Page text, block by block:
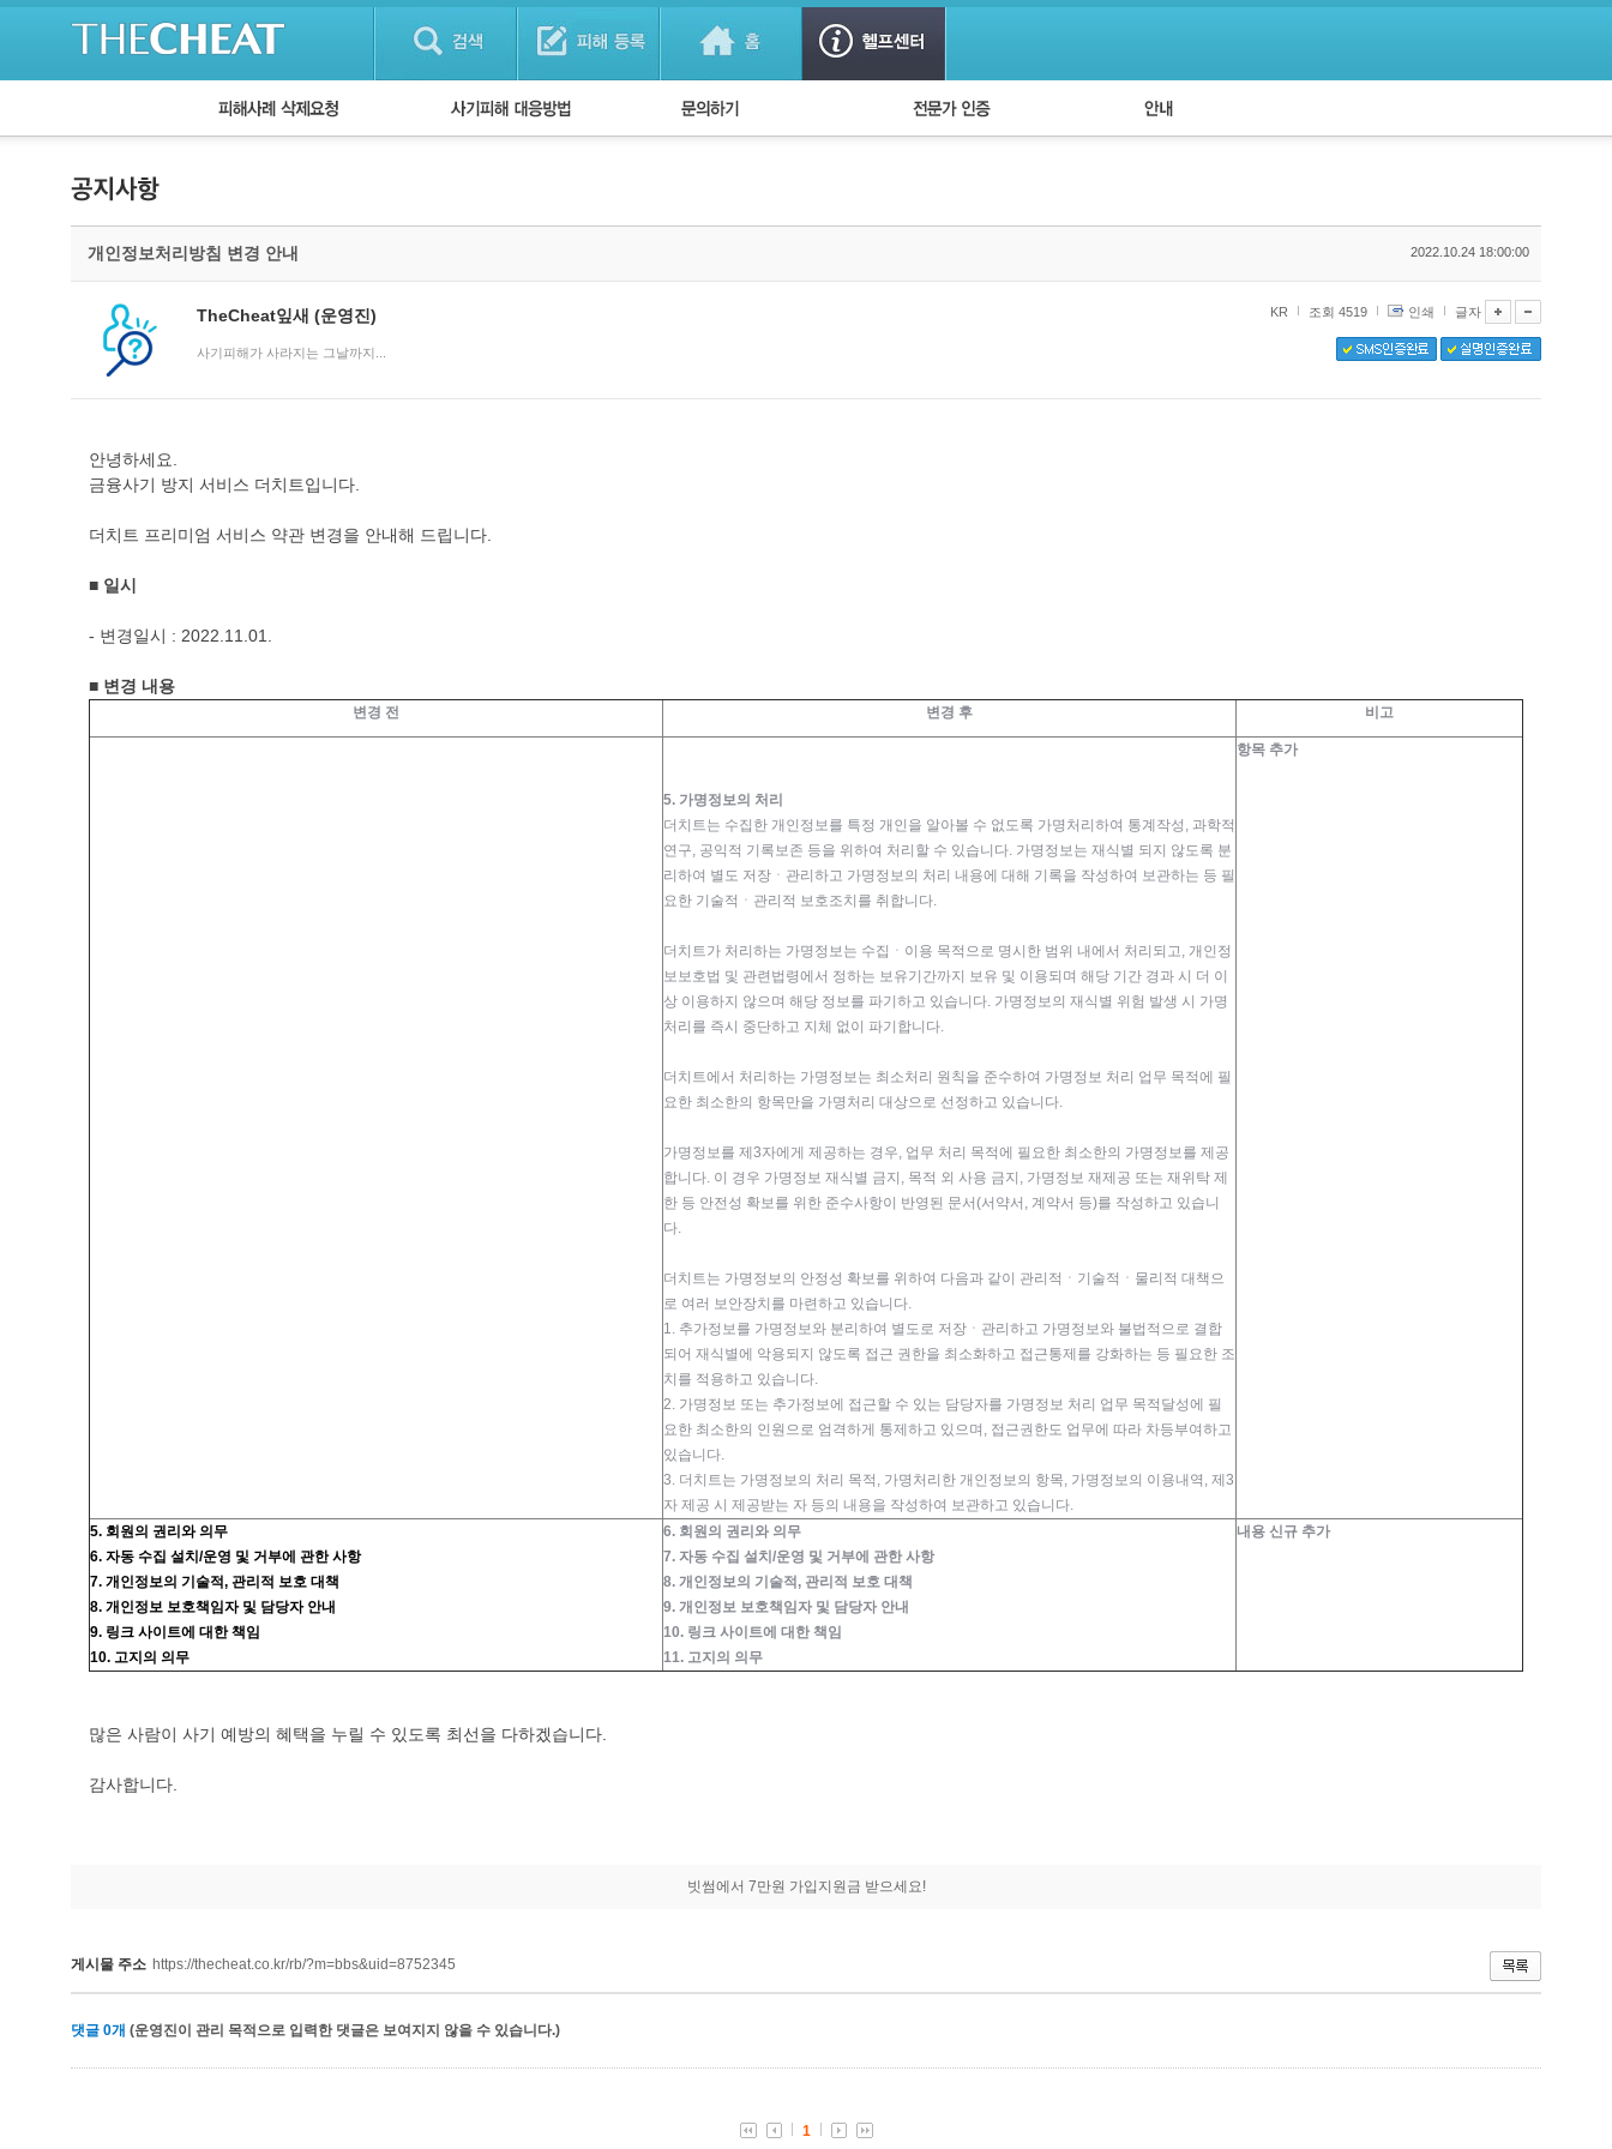
피해사례 삭제요청 단계별 대응방법 1:1 문의하기 경찰회원 인증 공지사항
개인정보처리방침 변경 안내 2022.10.24 18:00:00
TheCheat잎새 (운영진)
사기피해가 사라지는 그날까지...
KR 조회 4519 인쇄 글자
안녕하세요.
금융사기 방지 서비스 더치트입니다.
더치트 프리미엄 서비스 약관 변경을 안내해 드립니다.
■ 일시
- 변경일시 : 2022.11.01.
■ 변경 내용
변경 전 변경 후 비고
5. 가명정보의 처리
더치트는 수집한 개인정보를 특정 개인을 알아볼 수 없도록 가명처리하여 통계작성, 과학적
연구, 공익적 기록보존 등을 위하여 처리할 수 있습니다. 가명정보는 재식별 되지 않도록 분
리하여 별도 저장ㆍ관리하고 가명정보의 처리 내용에 대해 기록을 작성하여 보관하는 등 필
요한 기술적ㆍ관리적 보호조치를 취합니다.
더치트가 처리하는 가명정보는 수집ㆍ이용 목적으로 명시한 범위 내에서 처리되고, 개인정
보보호법 및 관련법령에서 정하는 보유기간까지 보유 및 이용되며 해당 기간 경과 시 더 이
상 이용하지 않으며 해당 정보를 파기하고 있습니다. 가명정보의 재식별 위험 발생 시 가명
처리를 즉시 중단하고 지체 없이 파기합니다.
더치트에서 처리하는 가명정보는 최소처리 원칙을 준수하여 가명정보 처리 업무 목적에 필
요한 최소한의 항목만을 가명처리 대상으로 선정하고 있습니다.
가명정보를 제3자에게 제공하는 경우, 업무 처리 목적에 필요한 최소한의 가명정보를 제공
합니다. 이 경우 가명정보 재식별 금지, 목적 외 사용 금지, 가명정보 재제공 또는 재위탁 제
한 등 안전성 확보를 위한 준수사항이 반영된 문서(서약서, 계약서 등)를 작성하고 있습니
다.
더치트는 가명정보의 안정성 확보를 위하여 다음과 같이 관리적ㆍ기술적ㆍ물리적 대책으
로 여러 보안장치를 마련하고 있습니다.
1. 추가정보를 가명정보와 분리하여 별도로 저장ㆍ관리하고 가명정보와 불법적으로 결합
되어 재식별에 악용되지 않도록 접근 권한을 최소화하고 접근통제를 강화하는 등 필요한 조
치를 적용하고 있습니다.
2. 가명정보 또는 추가정보에 접근할 수 있는 담당자를 가명정보 처리 업무 목적달성에 필
요한 최소한의 인원으로 엄격하게 통제하고 있으며, 접근권한도 업무에 따라 차등부여하고
있습니다.
3. 더치트는 가명정보의 처리 목적, 가명처리한 개인정보의 항목, 가명정보의 이용내역, 제3
자 제공 시 제공받는 자 등의 내용을 작성하여 보관하고 있습니다.
항목 추가
5. 회원의 권리와 의무
6. 자동 수집 설치/운영 및 거부에 관한 사항
7. 개인정보의 기술적, 관리적 보호 대책
8. 개인정보 보호책임자 및 담당자 안내
9. 링크 사이트에 대한 책임
10. 고지의 의무
6. 회원의 권리와 의무
7. 자동 수집 설치/운영 및 거부에 관한 사항
8. 개인정보의 기술적, 관리적 보호 대책
9. 개인정보 보호책임자 및 담당자 안내
10. 링크 사이트에 대한 책임
11. 고지의 의무
내용 신규 추가
많은 사람이 사기 예방의 혜택을 누릴 수 있도록 최선을 다하겠습니다.
감사합니다.
빗썸에서 7만원 가입지원금 받으세요!
게시물 주소 https://thecheat.co.kr/rb/?m=bbs&uid=8752345
댓글 0개 (운영진이 관리 목적으로 입력한 댓글은 보여지지 않을 수 있습니다.)